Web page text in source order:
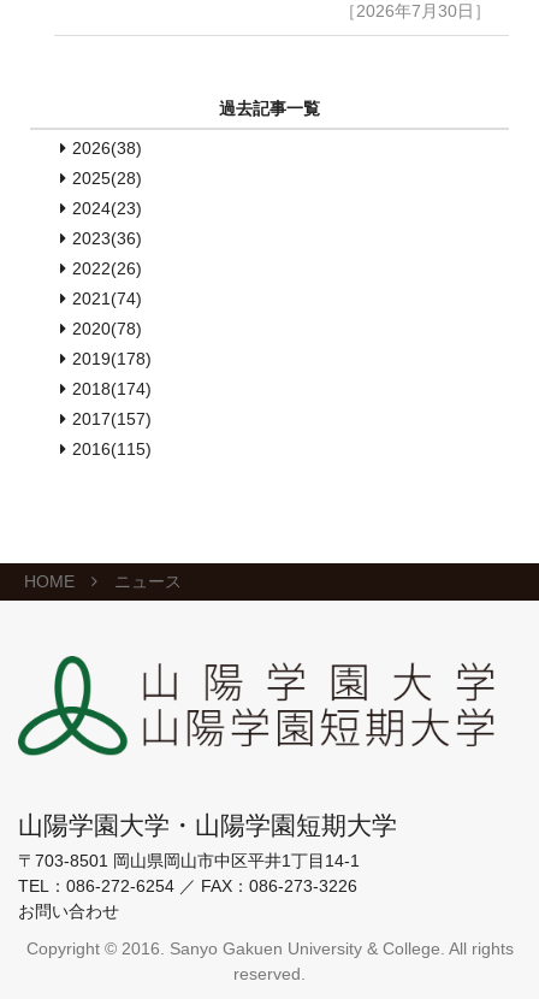
［2026年7月30日］
過去記事一覧
2026(38)
2025(28)
2024(23)
2023(36)
2022(26)
2021(74)
2020(78)
2019(178)
2018(174)
2017(157)
2016(115)
HOME ニュース
山陽学園大学・山陽学園短期大学
〒703-8501 岡山県岡山市中区平井1丁目14-1
TEL： 086-272-6254 ／ FAX：086-273-3226
お問い合わせ
Copyright © 2016. Sanyo Gakuen University & College. All rights
reserved.